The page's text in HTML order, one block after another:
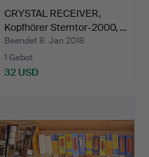
CRYSTAL RECEIVER,
Kopfhörer Stemtor-2000, …
Beendet 8. Jan 2018
1 Gebot
32 USD